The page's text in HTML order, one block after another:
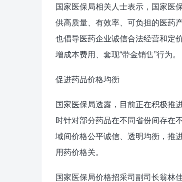
国家医保局相关人士表示，国家医
供高质量、有效率、可负担的医药
也倡导医药企业诚信合法经营和定
增成本费用、套现“带金销售”行为。
促进药品价格均衡
国家医保局透露，目前正在积极推
时针对部分药品在不同省份间存在
域间价格公平诚信、透明均衡，推
用药价格关。
国家医保局价格招采司副司长翁林